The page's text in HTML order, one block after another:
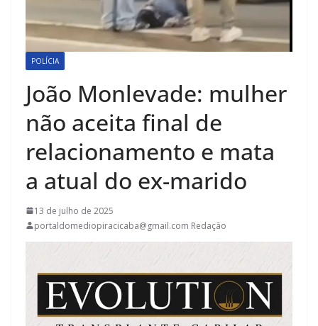
POLÍCIA
João Monlevade: mulher
não aceita final de
relacionamento e mata
a atual do ex-marido
13 de julho de 2025
portaldomediopiracicaba@gmail.com Redação